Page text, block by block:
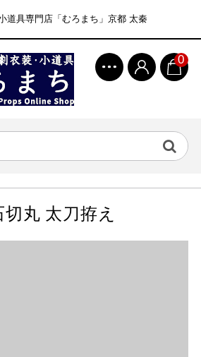
道具専門店「むろまち」京都 太秦
0
丸 太刀拵え